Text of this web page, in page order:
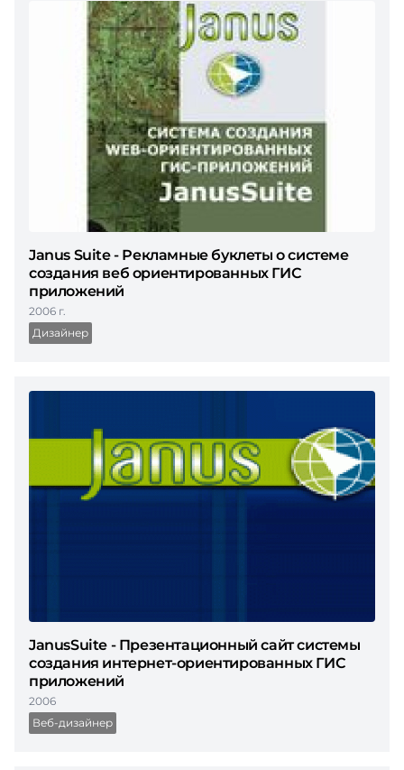
Janus Suite - Рекламные буклеты о системе
создания веб ориентированных ГИС
приложений
2006 г.
Дизайнер
JanusSuite - Презентационный сайт системы
создания интернет-ориентированных ГИС
приложений
2006
Веб-дизайнер